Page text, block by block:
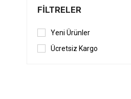
FILTRELER
Yeni Ürünler
Ücretsiz Kargo